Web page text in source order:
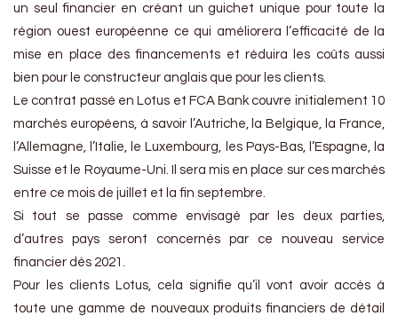
un seul financier en créant un guichet unique pour toute la
région ouest européenne ce qui améliorera l’efficacité de la
mise en place des financements et réduira les coûts aussi
bien pour le constructeur anglais que pour les clients.
Le contrat passé en Lotus et FCA Bank couvre initialement 10
marchés européens, à savoir l’Autriche, la Belgique, la France,
l’Allemagne, l’Italie, le Luxembourg, les Pays-Bas, l’Espagne, la
Suisse et le Royaume-Uni. Il sera mis en place sur ces marchés
entre ce mois de juillet et la fin septembre.
Si tout se passe comme envisagé par les deux parties,
d’autres pays seront concernés par ce nouveau service
financier dès 2021.
Pour les clients Lotus, cela signifie qu’il vont avoir accès à
toute une gamme de nouveaux produits financiers de détail